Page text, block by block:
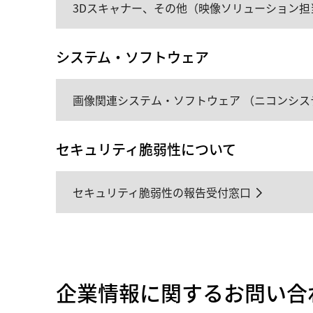
3Dスキャナー、その他（映像ソリューション担
システム・ソフトウェア
画像関連システム・ソフトウェア （ニコンシス
セキュリティ脆弱性について
セキュリティ脆弱性の報告受付窓口
企業情報に関するお問い合